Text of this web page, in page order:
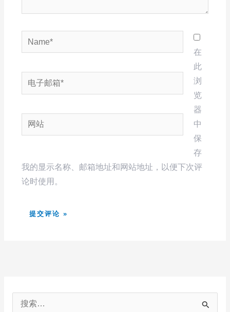
Name*
电
子
箱
*
网
站
在
此
浏
览
器
中
保
存
我的显示名称、邮箱地址和网站地址，以便下次评
论时使用。